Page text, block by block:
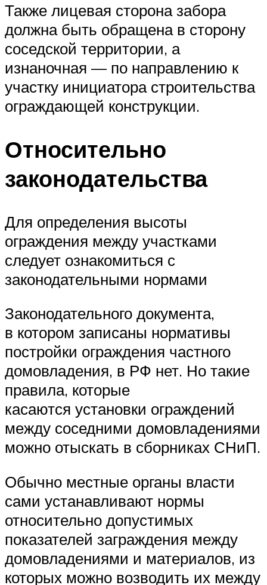
Также лицевая сторона забора
должна быть обращена в сторону
соседской территории, а
изнаночная — по направлению к
участку инициатора строительства
ограждающей конструкции.
Относительно
законодательства
Для определения высоты
ограждения между участками
следует ознакомиться с
законодательными нормами
Законодательного документа,
в котором записаны нормативы
постройки ограждения частного
домовладения, в РФ нет. Но такие
правила, которые
касаются установки ограждений
между соседними домовладениями
можно отыскать в сборниках СНиП.
Обычно местные органы власти
сами устанавливают нормы
относительно допустимых
показателей заграждения между
домовладениями и материалов, из
которых можно возводить их между